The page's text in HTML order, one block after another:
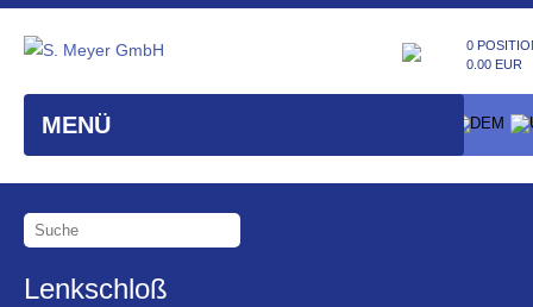
MENÜ
0
0.00 EUR
Lenkschloß